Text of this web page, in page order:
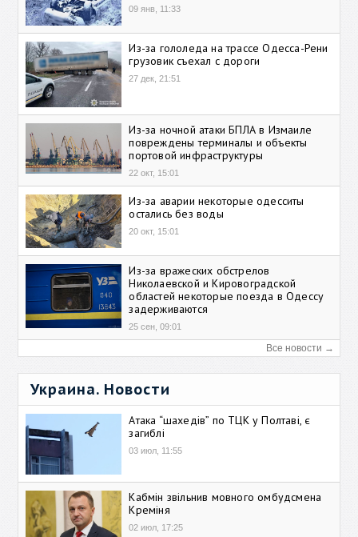
09 янв, 11:33
Из-за гололеда на трассе Одесса-Рени
грузовик съехал с дороги
27 дек, 21:51
Из-за ночной атаки БПЛА в Измаиле
повреждены терминалы и объекты
портовой инфраструктуры
22 окт, 15:01
Из-за аварии некоторые одесситы
остались без воды
20 окт, 15:01
Из-за вражеских обстрелов
Николаевской и Кировоградской
областей некоторые поезда в Одессу
задерживаются
25 сен, 09:01
Все новости →
Украина. Новости
Атака “шахедів” по ТЦК у Полтаві, є
загиблі
03 июл, 11:55
Кабмін звільнив мовного омбудсмена
Креміня
02 июл, 17:25